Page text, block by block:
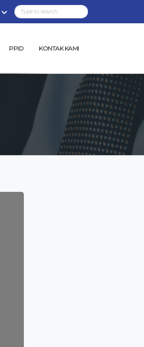
PPID KONTAK KAMI